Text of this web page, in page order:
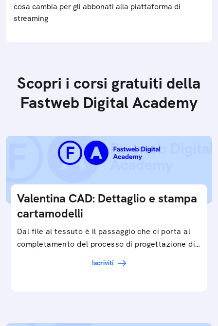
cosa cambia per gli abbonati alla piattaforma di
streaming
Scopri i corsi gratuiti della
Fastweb Digital Academy
Valentina CAD: Dettaglio e stampa
cartamodelli
Dal file al tessuto è il passaggio che ci porta al
completamento del processo di progettazione di
Iscriviti